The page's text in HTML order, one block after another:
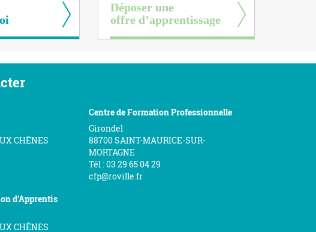
Déposer une
offre d’apprentissage
CHÊNES
Centre de Formation Professionnelle
Girondel
88700 SAINT-MAURICE-SUR-
MORTAGNE
Tél : 03 29 65 04 29
cfp@roville.fr
d'Apprentis
CHÊNES